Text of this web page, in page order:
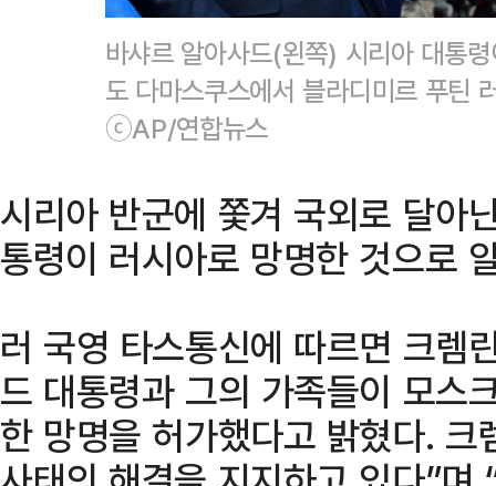
바샤르 알아사드(왼쪽) 시리아 대통
도 다마스쿠스에서 블라디미르 푸틴
ⓒAP/연합뉴스
시리아 반군에 쫓겨 국외로 달아
통령이 러시아로 망명한 것으로
러 국영 타스통신에 따르면 크렘
드 대통령과 그의 가족들이 모스
한 망명을 허가했다고 밝혔다. 크